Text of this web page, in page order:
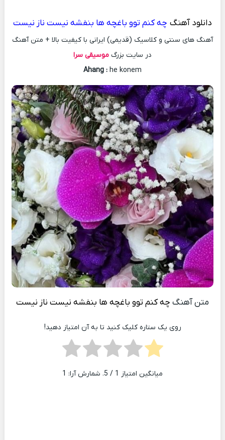
دانلود آهنگ چه کنم توو باغچه ها بنفشه نیست ناز نیست
آهنگ های سنتی و کلاسیک (قدیمی) ایرانی با کیفیت بالا + متن آهنگ
در سایت بزرگ موسیقی سرا
Ahang : he konem
متن آهنگ چه کنم توو باغچه ها بنفشه نیست ناز نیست
روی یک ستاره کلیک کنید تا به آن امتیاز دهید!
میانگین امتیاز 1 / 5. شمارش آرا: 1